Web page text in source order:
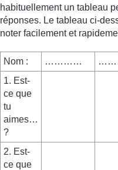
habituellement un tableau
réponses. Le tableau ci-
noter facilement et
Nom : …………
1. Est-
ce que
tu
aimes…
?
2. Est-
ce que